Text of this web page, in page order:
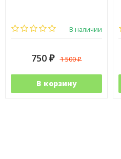
В наличии
750 ₽ 1 500₽
В корзину